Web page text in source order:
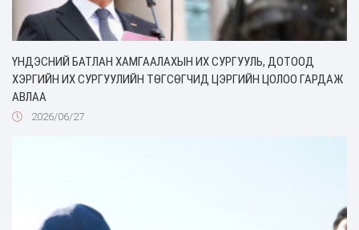
ҮНДЭСНИЙ БАТЛАН ХАМГААЛАХЫН ИХ СУРГУУЛЬ, ДОТООД
ХЭРГИЙН ИХ СУРГУУЛИЙН ТӨГСӨГЧИД ЦЭРГИЙН ЦОЛОО ГАРДАЖ
АВЛАА
2026/06/27